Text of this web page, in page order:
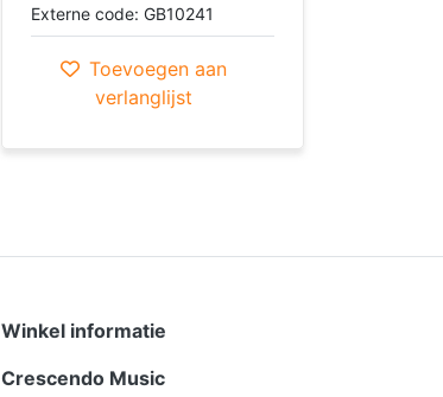
Externe code: GB10241
Toevoegen aan
verlanglijst
Winkel informatie
Crescendo Music